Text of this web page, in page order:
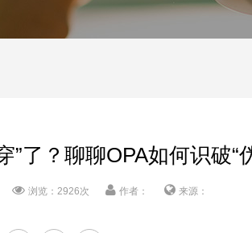
了？聊聊OPA如何识破“
浏览：2926次 作者： 来源：